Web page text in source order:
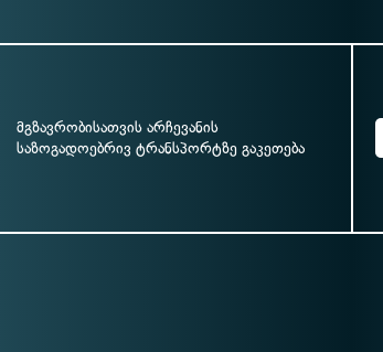
მგზავრობისათვის არჩევანის
საზოგადოებრივ ტრანსპორტზე გაკეთება